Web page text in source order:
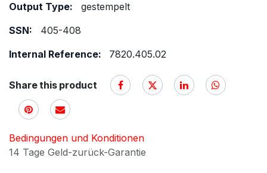
Output Type:
gestempelt
SSN:
405-408
Internal Reference:
7820.405.02
Share this product
Bedingungen und Konditionen
14 Tage Geld-zurück-Garantie